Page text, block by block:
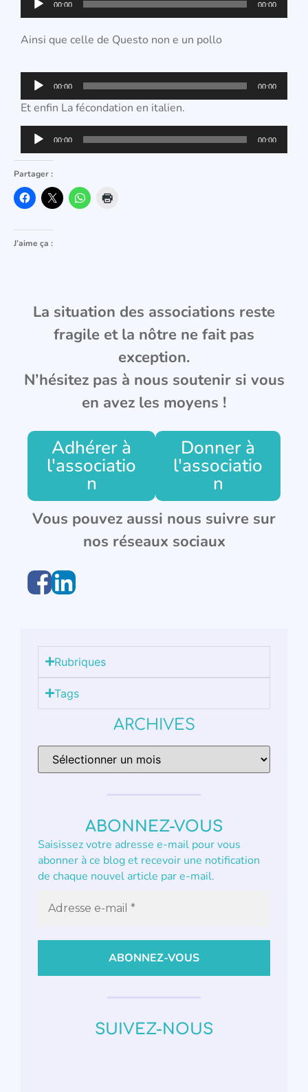
audio
00:00 00:00
Ainsi que celle de Questo non e un pollo
Lecteur
audio
00:00 00:00
Et enfin La fécondation en italien.
Lecteur
audio
00:00 00:00
Partager :
J’aime ça :
La situation des associations reste
fragile et la nôtre ne fait pas
exception.
N’hésitez pas à nous soutenir si vous
en avez les moyens !
Adhérer à
l'associatio
n
Donner à
l'associatio
n
Vous pouvez aussi nous suivre sur
nos réseaux sociaux
Rubriques
Tags
ARCHIVES
ABONNEZ-VOUS
Saisissez votre adresse e-mail pour vous
abonner à ce blog et recevoir une notification
de chaque nouvel article par e-mail.
SUIVEZ-NOUS